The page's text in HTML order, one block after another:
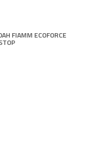
FIAMM ECOFORCE